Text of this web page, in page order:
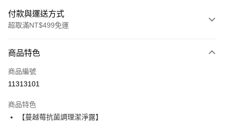
付款與運送方式
超取滿NT$499免運
信用卡一次付款
超商取貨付款
Apple Pay
商品特色
商品編號
11313101
商品特色
【蔓越莓抗菌調理潔淨露】